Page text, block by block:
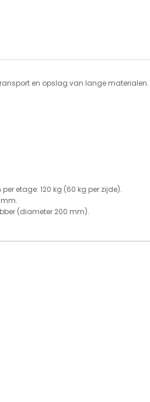
en opslag van lange materialen.
etage: 120 kg (60 kg per zijde).
(diameter 200 mm).